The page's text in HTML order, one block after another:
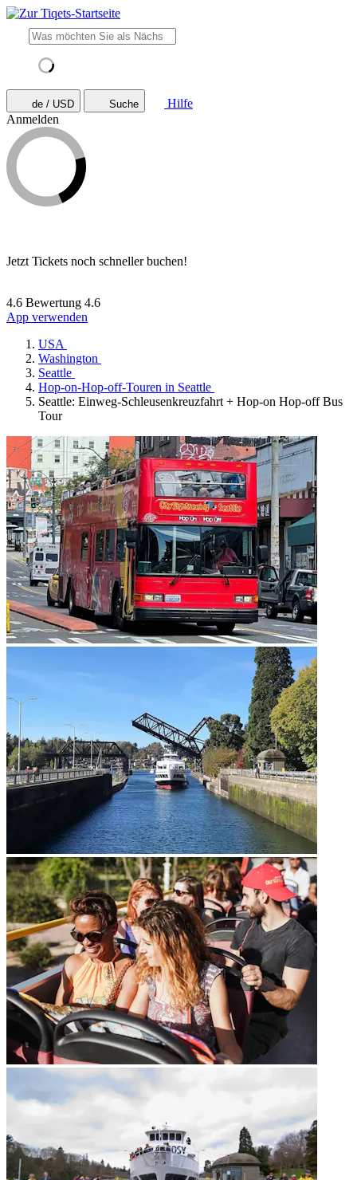
de / USD Suche
Hilfe
Anmelden
Jetzt Tickets noch schneller buchen!
4.6 Bewertung 4.6
App verwenden
USA
Washington
Seattle
Hop-on-Hop-off-Touren in Seattle
Seattle: Einweg-Schleusenkreuzfahrt + Hop-on Hop-off Bus
Tour